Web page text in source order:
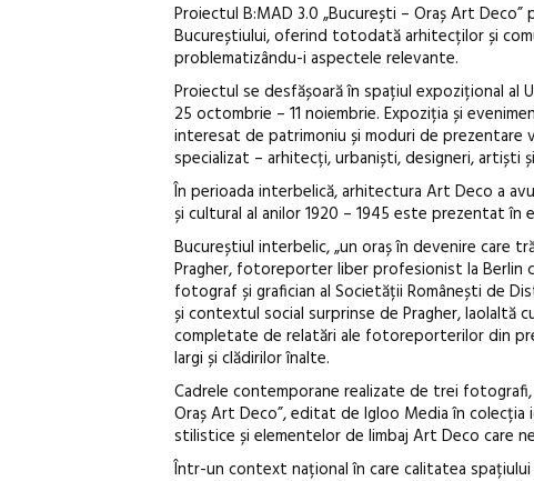
Proiectul B:MAD 3.0 „București – Oraș Art
Bucureștiului, oferind totodată arhitecților și
problematizându-i aspectele relevante.
Proiectul se desfășoară în spațiul expozițional al
25 octombrie – 11 noiembrie. Expoziția și
interesat de patrimoniu și moduri de prezentare
specializat – arhitecți, urbaniști, designeri, artiști
În perioada interbelică, arhitectura Art Deco a
și cultural al anilor 1920 – 1945 este prezentat
Bucureștiul interbelic, „un oraș în devenire care
Pragher, fotoreporter liber profesionist la Berlin
fotograf și grafician al Societății Românești de
și contextul social surprinse de Pragher, laolaltă
completate de relatări ale fotoreporterilor din
largi și clădirilor înalte.
Cadrele contemporane realizate de trei
Oraș Art Deco”, editat de Igloo Media în
stilistice și elementelor de limbaj Art Deco care
Într-un context național în care calitatea